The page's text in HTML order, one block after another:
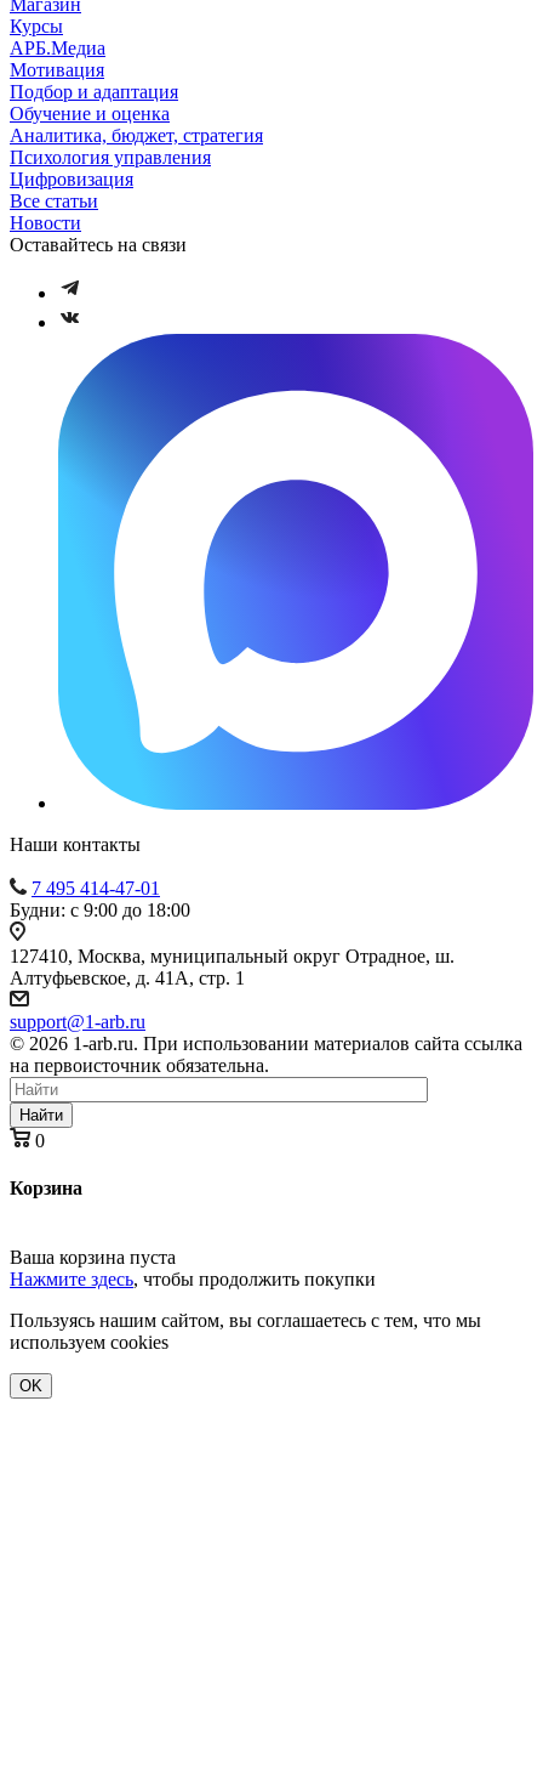
Курсы
АРБ.Медиа
Мотивация
Подбор и адаптация
Обучение и оценка
Аналитика, бюджет, стратегия
Психология управления
Цифровизация
Все статьи
Новости
Оставайтесь на связи
Наши контакты
7 495 414-47-01
Будни: с 9:00 до 18:00
127410, Москва, муниципальный округ Отрадное, ш.
Алтуфьевское, д. 41А, стр. 1
support@1-arb.ru
© 2026 1-arb.ru. При использовании материалов сайта ссылка
на первоисточник обязательна.
Найти
0
Корзина
Ваша корзина пуста
Нажмите здесь, чтобы продолжить покупки
Пользуясь нашим сайтом, вы соглашаетесь с тем, что мы
используем cookies
OK